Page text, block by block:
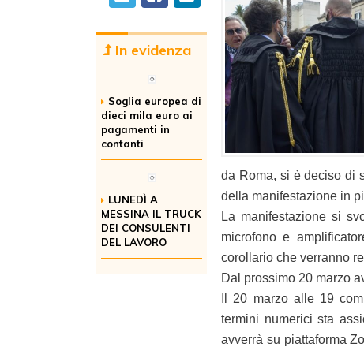
In evidenza
Soglia europea di
dieci mila euro ai
pagamenti in
contanti
LUNEDÌ A
MESSINA IL TRUCK
DEI CONSULENTI
DEL LAVORO
da Roma, si è deciso di
della manifestazione in
La manifestazione si
microfono e
corollario che verranno
Dal prossimo 20 marzo
Il 20 marzo alle 19
termini numerici sta
avverrà su piattaforma